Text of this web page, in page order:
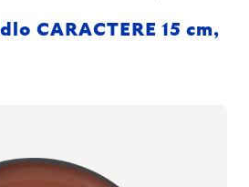
CARACTERE 15 cm,